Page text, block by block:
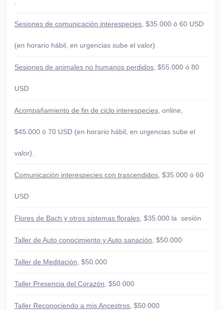
Sesiones de comunicación interespecies , $35.000 ó 60 USD
(en horario hábil, en urgencias sube el valor)
Sesiones de animales no humanos perdidos , $55.000 ó 80
USD
Acompañamiento de fin de ciclo interespecies , online,
$45.000 ó 70 USD (en horario hábil, en urgencias sube el
valor).
Comunicación interespecies con trascendidos , $35.000 ó 60
USD
Flores de Bach y otros sistemas florales , $35.000 la sesión
Taller de Auto conocimiento y Auto sanación , $50.000
Taller de Meditación , $50.000
Taller Presencia del Corazón , $50.000
Taller Reconociendo a mis Ancestros , $50.000